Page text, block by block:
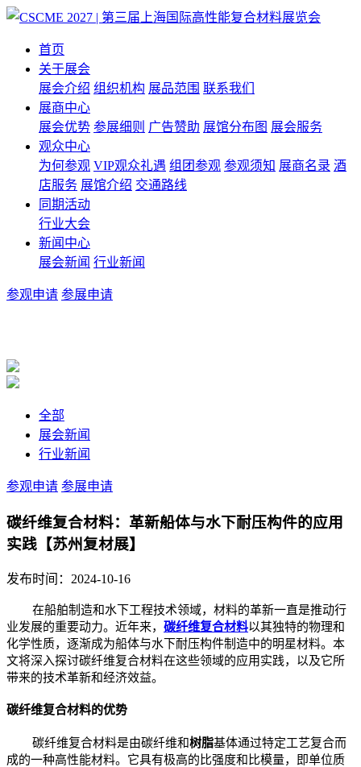
首页
关于展会
展会介绍 组织机构 展品范围 联系我们
展商中心
展会优势 参展细则 广告赞助 展馆分布图 展会服务
观众中心
为何参观 VIP观众礼遇 组团参观 参观须知 展商名录 酒
店服务 展馆介绍 交通路线
同期活动
行业大会
新闻中心
展会新闻 行业新闻
参观申请 参展申请
全部
展会新闻
行业新闻
参观申请 参展申请
碳纤维复合材料：革新船体与水下耐压构件的应用
实践【苏州复材展】
发布时间：2024-10-16
在船舶制造和水下工程技术领域，材料的革新一直是推动行
业发展的重要动力。近年来， 碳纤维复合材料以其独特的物理和
化学性质，逐渐成为船体与水下耐压构件制造中的明星材料。本
文将深入探讨碳纤维复合材料在这些领域的应用实践，以及它所
带来的技术革新和经济效益。
碳纤维复合材料的优势
碳纤维复合材料是由碳纤维和树脂基体通过特定工艺复合而
成的一种高性能材料。它具有极高的比强度和比模量，即单位质